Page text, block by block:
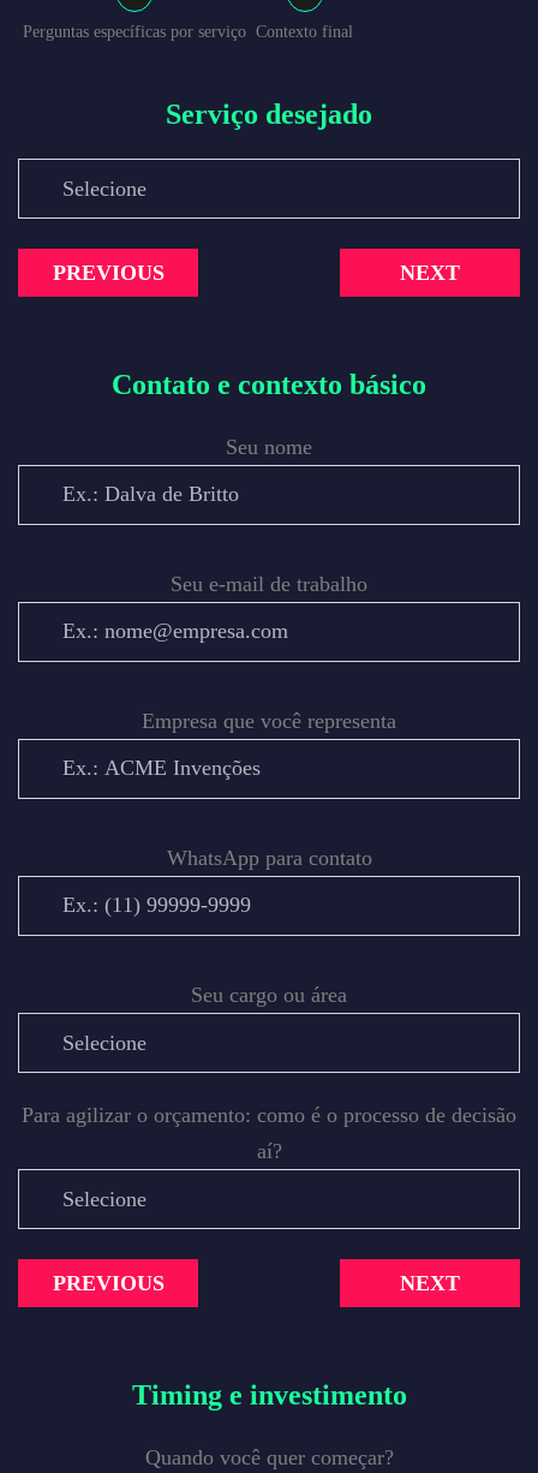
Perguntas específicas por serviço Contexto final
Serviço desejado
PREVIOUS NEXT
Contato e contexto básico
Seu nome
Seu e-mail de trabalho
Empresa que você representa
WhatsApp para contato
Seu cargo ou área
Para agilizar o orçamento: como é o processo de decisão
aí?
PREVIOUS NEXT
Timing e investimento
Quando você quer começar?